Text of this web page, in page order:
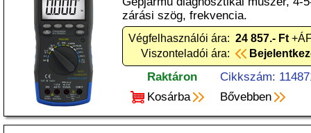
zárási szög, frekvencia.
Végfelhasználói ára: 24 857.- Ft
Viszonteladói ára:
Raktáron
Cikkszám:
Kosárba
Bővebben